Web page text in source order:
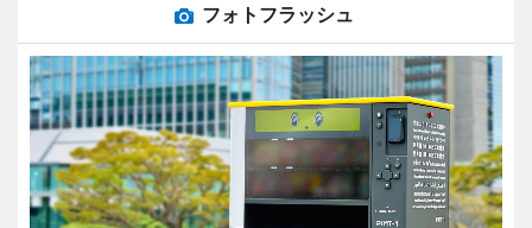
フォトフラッシュ